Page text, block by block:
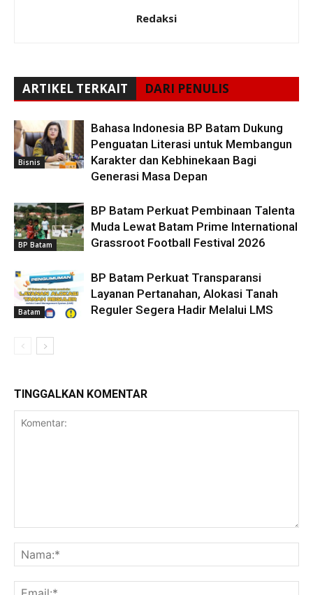
Redaksi
ARTIKEL TERKAIT DARI PENULIS
Bisnis
Bahasa Indonesia BP Batam Dukung
Penguatan Literasi untuk Membangun
Karakter dan Kebhinekaan Bagi
Generasi Masa Depan
BP Batam
BP Batam Perkuat Pembinaan Talenta
Muda Lewat Batam Prime International
Grassroot Football Festival 2026
Batam
BP Batam Perkuat Transparansi
Layanan Pertanahan, Alokasi Tanah
Reguler Segera Hadir Melalui LMS
TINGGALKAN KOMENTAR